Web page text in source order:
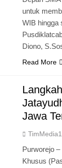
untuk
WIB hingga
Diono,
Read More
Jawa
Purworejo
Khusus